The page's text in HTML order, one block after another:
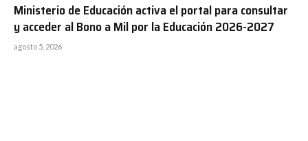
Ministerio de Educación activa el portal para consultar
y acceder al Bono a Mil por la Educación 2026-2027
agosto 5, 2026